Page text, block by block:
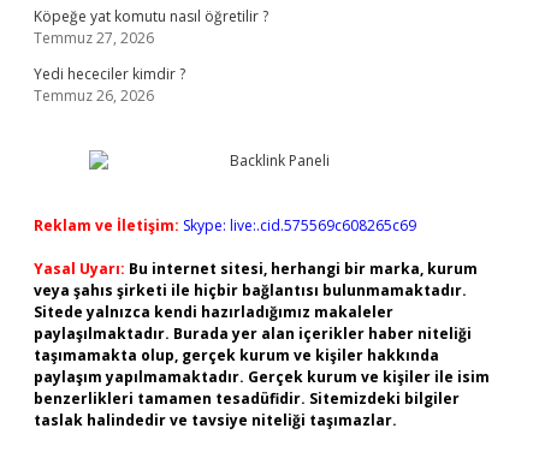
Köpeğe yat komutu nasıl öğretilir ?
Temmuz 27, 2026
Yedi hececiler kimdir ?
Temmuz 26, 2026
Reklam ve İletişim: Skype: live:.cid.575569c608265c69
Yasal Uyarı: Bu internet sitesi, herhangi bir marka, kurum
veya şahıs şirketi ile hiçbir bağlantısı bulunmamaktadır.
Sitede yalnızca kendi hazırladığımız makaleler
paylaşılmaktadır. Burada yer alan içerikler haber niteliği
taşımamakta olup, gerçek kurum ve kişiler hakkında
paylaşım yapılmamaktadır. Gerçek kurum ve kişiler ile isim
benzerlikleri tamamen tesadüfidir. Sitemizdeki bilgiler
taslak halindedir ve tavsiye niteliği taşımazlar.